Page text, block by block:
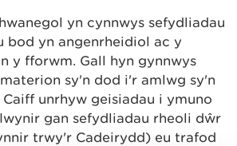
yn cynnwys sefydliadau
bod yn angenrheidiol ac y
y fforwm. Gall hyn gynnwys
sy'n dod i'r amlwg sy'n
unrhyw geisiadau i ymuno
gan sefydliadau rheoli dŵr
trwy'r Cadeirydd) eu trafod